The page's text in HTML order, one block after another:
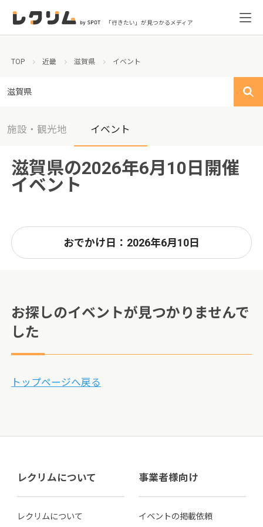
「行きたい」が見つかるメディア
TOP 近畿 滋賀県 イベント
滋賀県
施設・観光地 イベント
滋賀県の2026年6月10日開催
イベント
おでかけ日：2026年6月10日
お探しのイベントが見つかりませんで
した
トップページへ戻る
レクリムについて
レクリムについて
事業者様向け
イベントの掲載依頼